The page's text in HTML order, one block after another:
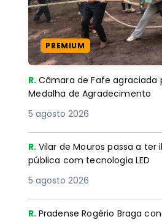
PREMIUM
R. Câmara de Fafe agraciada
Medalha de Agradecimento
5 agosto 2026
R. Vilar de Mouros passa a ter
pública com tecnologia LED
5 agosto 2026
R. Pradense Rogério Braga